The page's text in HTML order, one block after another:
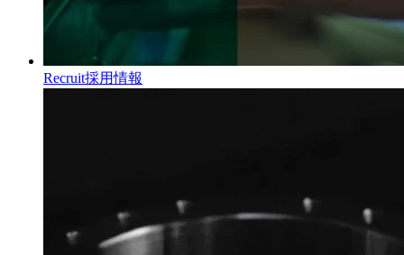
Recruit採用情報